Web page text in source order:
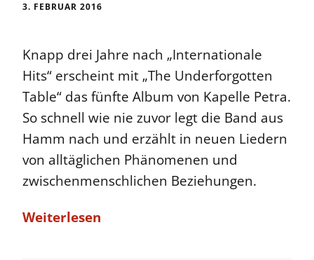
3. FEBRUAR 2016
Knapp drei Jahre nach „Internationale
Hits“ erscheint mit „The Underforgotten
Table“ das fünfte Album von Kapelle Petra.
So schnell wie nie zuvor legt die Band aus
Hamm nach und erzählt in neuen Liedern
von alltäglichen Phänomenen und
zwischenmenschlichen Beziehungen.
Weiterlesen